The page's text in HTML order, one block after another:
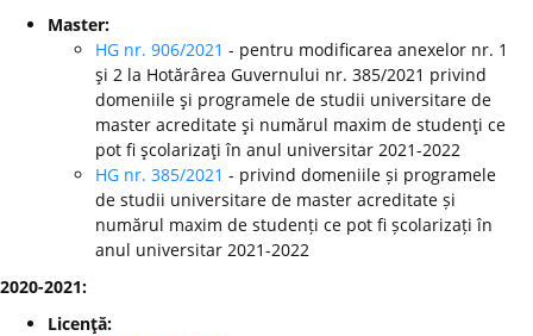
Master:
HG nr. 906/2021 - pentru modificarea anexelor nr. 1
şi 2 la Hotărârea Guvernului nr. 385/2021 privind
domeniile şi programele de studii universitare de
master acreditate şi numărul maxim de studenţi ce
pot fi şcolarizaţi în anul universitar 2021-2022
HG nr. 385/2021 - privind domeniile și programele
de studii universitare de master acreditate și
numărul maxim de studenți ce pot fi școlarizați în
anul universitar 2021-2022
2020-2021:
Licenţă: